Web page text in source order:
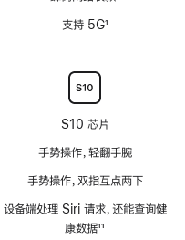
支持 5G1
S10 芯片
手势操作，轻翻手腕
手势操作，双指互点两下
设备端处理 Siri 请求，还能查询健
康数据11